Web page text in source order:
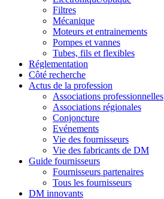
Filtres
Mécanique
Moteurs et entrainements
Pompes et vannes
Tubes, fils et flexibles
Réglementation
Côté recherche
Actus de la profession
Associations professionnelles
Associations régionales
Conjoncture
Evénements
Vie des fournisseurs
Vie des fabricants de DM
Guide fournisseurs
Fournisseurs partenaires
Tous les fournisseurs
DM innovants